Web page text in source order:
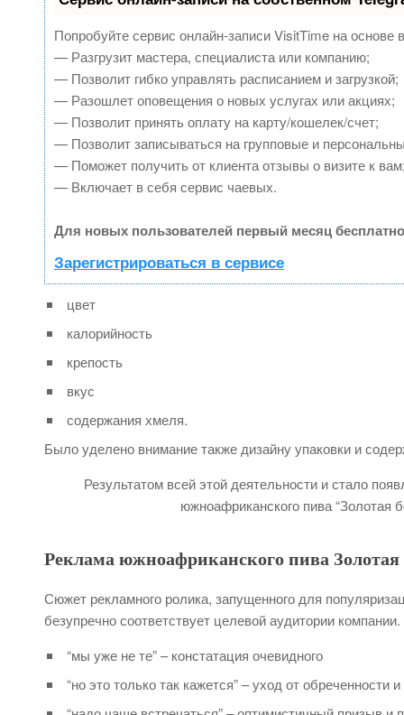
Попробуйте сервис онлайн-записи VisitTime на основе
— Разгрузит мастера, специалиста или компанию;
— Позволит гибко управлять расписанием и загрузкой;
— Разошлет оповещения о новых услугах или акциях;
— Позволит принять оплату на карту/кошелек/счет;
— Позволит записываться на групповые и
— Поможет получить от клиента отзывы о визите к
— Включает в себя сервис чаевых.
Для новых пользователей первый месяц
Зарегистрироваться в сервисе
цвет
калорийность
крепость
вкус
содержания хмеля.
Было уделено внимание также дизайну упаковки и
Результатом всей этой деятельности и стало
южноафриканского пива “Золотая
Реклама южноафриканского пива Золотая
Сюжет рекламного ролика, запущенного для
безупречно соответствует целевой аудитории
“мы уже не те” – констатация очевидного
“но это только так кажется” – уход от обреченности и